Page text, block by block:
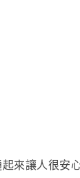
來讓人很安